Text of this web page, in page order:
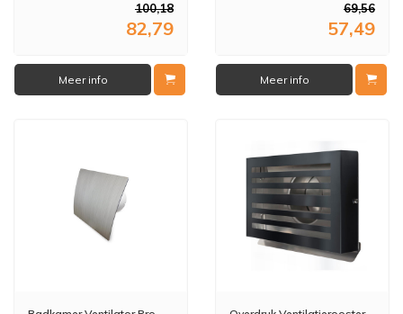
100,18
82,79
Meer info
69,56
57,49
Meer info